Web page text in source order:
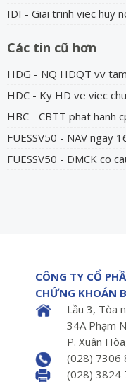
IDI - Giai trinh viec huy
Các tin cũ hơn
HDG - NQ HDQT vv
HDC - Ky HD ve viec
HBC - CBTT phat hanh
FUESSV50 - NAV ngay
FUESSV50 - DMCK co
CÔNG TY CỔ
CHỨNG KHOÁN
Lầu 3, Tòa
34A Phạm
P. Xuân
(028) 7306
(028) 3824